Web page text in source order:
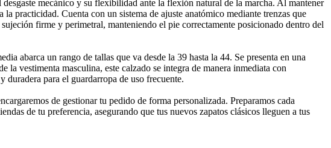
mecánico y su flexibilidad ante la flexión natural de la marcha. Al mantener
practicidad. Cuenta con un sistema de ajuste anatómico mediante trenzas que
firme y perimetral, manteniendo el pie correctamente posicionado dentro del
abarca un rango de tallas que va desde la 39 hasta la 44. Se presenta en una
la vestimenta masculina, este calzado se integra de manera inmediata con
para el guardarropa de uso frecuente.
de gestionar tu pedido de forma personalizada. Preparamos cada
de tu preferencia, asegurando que tus nuevos zapatos clásicos lleguen a tus